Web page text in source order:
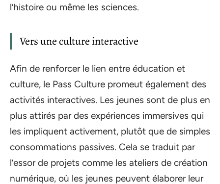
l’histoire ou même les sciences.
Vers une culture interactive
Afin de renforcer le lien entre éducation et
culture, le Pass Culture promeut également des
activités interactives. Les jeunes sont de plus en
plus attirés par des expériences immersives qui
les impliquent activement, plutôt que de simples
consommations passives. Cela se traduit par
l’essor de projets comme les ateliers de création
numérique, où les jeunes peuvent élaborer leur